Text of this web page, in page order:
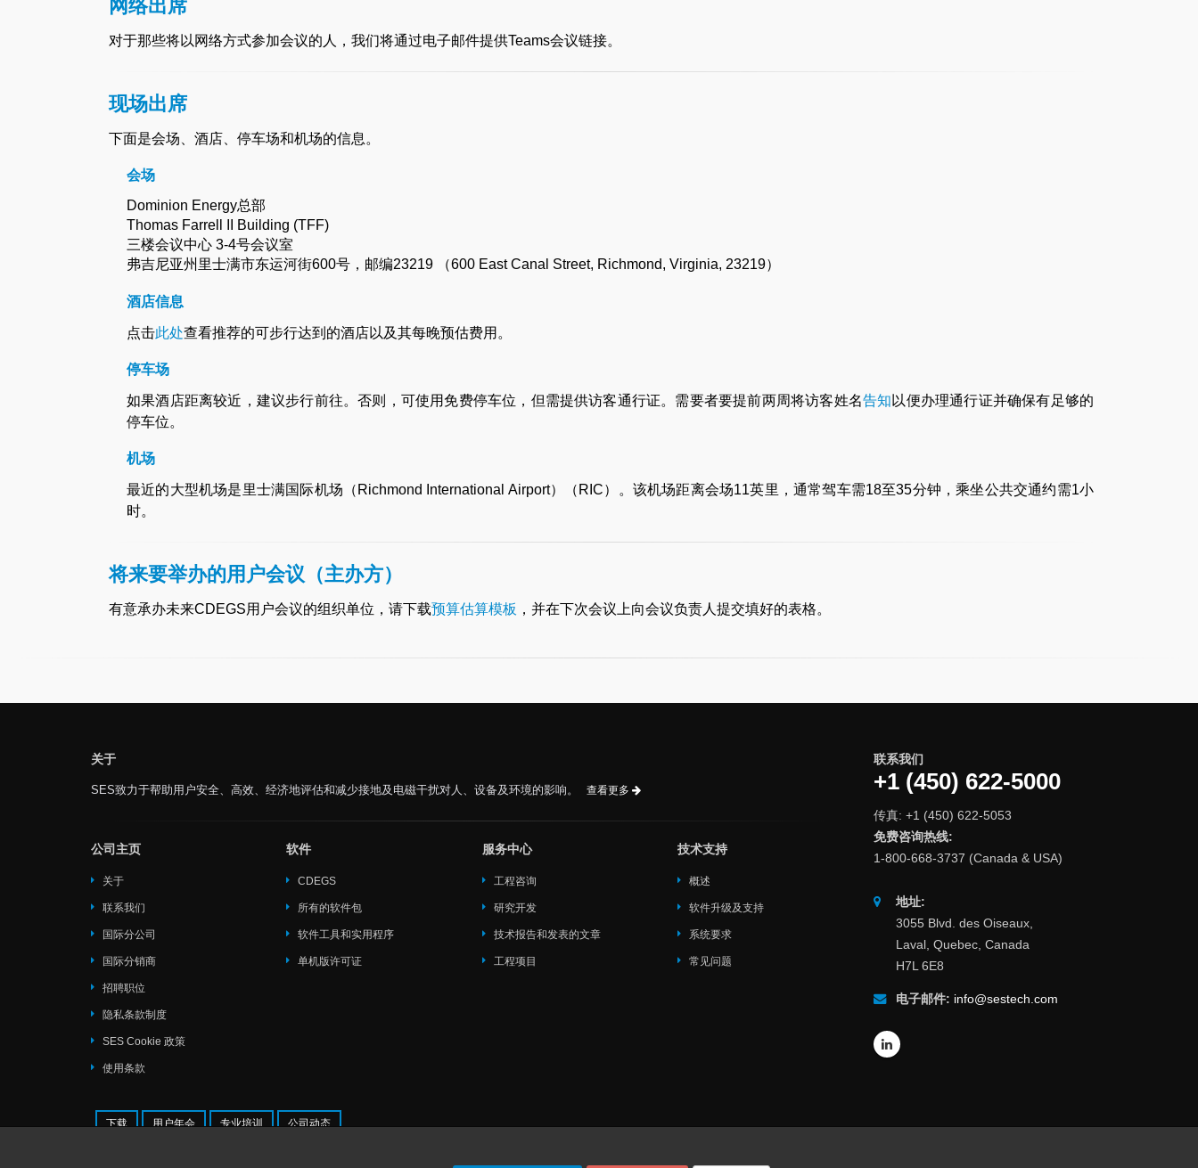
网络出席
对于那些将以网络方式参加会议的人，我们将通过电子邮件提供Teams会议链接。
现场出席
下面是会场、酒店、停车场和机场的信息。
会场
Dominion Energy总部
Thomas Farrell II Building (TFF)
三楼会议中心 3-4号会议室
弗吉尼亚州里士满市东运河街600号，邮编23219 （600 East Canal Street, Richmond, Virginia, 23219）
酒店信息
点击此处查看推荐的可步行达到的酒店以及其每晚预估费用。
停车场
如果酒店距离较近，建议步行前往。否则，可使用免费停车位，但需提供访客通行证。需要者要提前两周将访客姓名告知 以便办理通行证并确保有足够的
停车位。
机场
最近的大型机场是里士满国际机场（Richmond International Airport）（RIC）。该机场距离会场11英里，通常驾车需18至35分钟，乘坐公共交通约需1小
时。
将来要举办的用户会议（主办方）
有意承办未来CDEGS用户会议的组织单位，请下载预算估算模板 ，并在下次会议上向会议负责人提交填好的表格。
关于
SES致力于帮助用户安全、高效、经济地评估和减少接地及电磁干扰对人、设备及环境的影响。 查看更多
公司主页
关于
联系我们
国际分公司
国际分销商
招聘职位
隐私条款制度
SES Cookie 政策
使用条款
软件
CDEGS
所有的软件包
软件工具和实用程序
单机版许可证
服务中心
工程咨询
研究开发
技术报告和发表的文章
工程项目
技术支持
概述
软件升级及支持
系统要求
常见问题
下载 用户年会 专业培训 公司动态
联系我们
+1 (450) 622-5000
传真: +1 (450) 622-5053
免费咨询热线:
1-800-668-3737 (Canada & USA)
地址:
3055 Blvd. des Oiseaux,
Laval, Quebec, Canada
H7L 6E8
电子邮件: info@sestech.com